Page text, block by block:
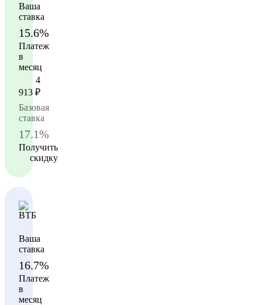
Ваша
ставка
15.6%
Платеж
в
месяц
4
913 ₽
Базовая
ставка
17.1%
Получить
скидку
Ваша
ставка
16.7%
Платеж
в
месяц